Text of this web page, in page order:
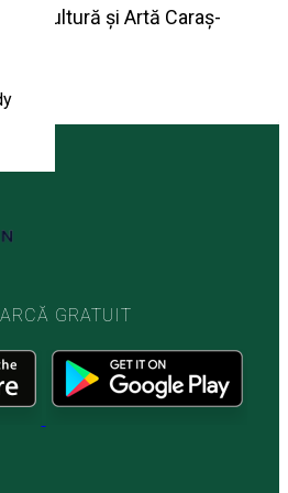
de Cultură și Artă Caraș-
GRATUIT